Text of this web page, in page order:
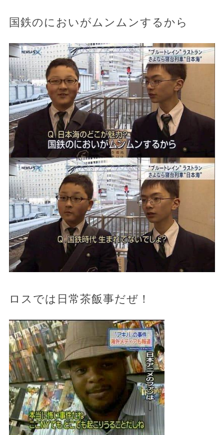
国鉄のにおいがムンムンするから
ロスでは日常茶飯事だぜ！